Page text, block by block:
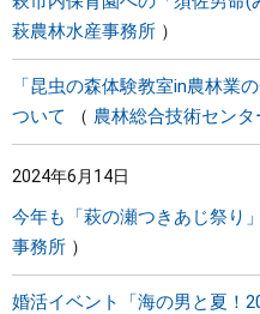
萩農林水産事務所
「昆虫の森体験教室in農林業
ついて
農林総合技術センタ
2024年6月14日
今年も「萩の瀬つきあじ祭り
事務所
婚活イベント「海の男と夏！